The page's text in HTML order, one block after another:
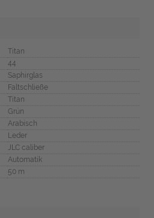
Titan
44
Saphirglas
Faltschließe
Titan
Grün
Arabisch
Leder
JLC caliber
Automatik
50 m